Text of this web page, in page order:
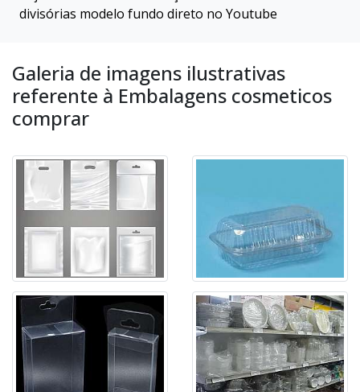
divisórias modelo fundo direto no Youtube
Galeria de imagens ilustrativas
referente à Embalagens cosmeticos
comprar